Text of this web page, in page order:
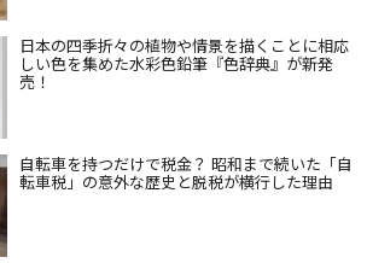
日本の四季折々の植物や情景を描くことに相応
しい色を集めた水彩色鉛筆『色辞典』が新発
売！
自転車を持つだけで税金？ 昭和まで続いた「自
転車税」の意外な歴史と脱税が横行した理由